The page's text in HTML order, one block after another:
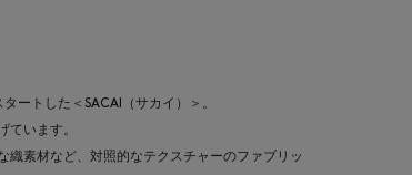
ートした＜SACAI（サカイ）＞。
ています。
素材など、対照的なテクスチャーのファブリッ